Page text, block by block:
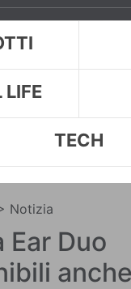
LIFE
TECH
Notizia
Ear Duo